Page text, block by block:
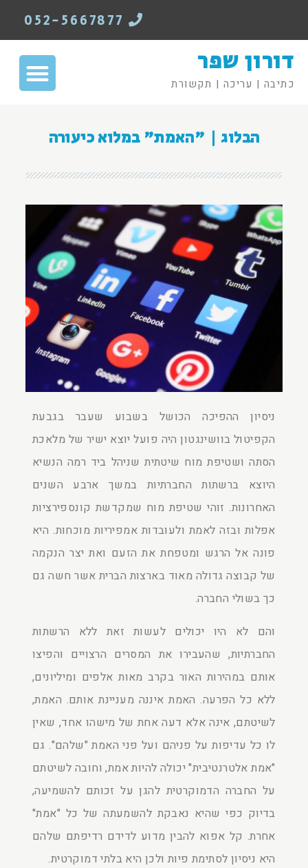
דורון שפר
כתיבה | עריכה | תקשורת
הבלוג | "האמת" במלוא כיעורה
ניסיון ההפיכה הכושל בשבוע שעבר בגבעת
הקפיטול בוושינגטון היה פועל יוצא ישיר של מלאכת
הסתה ושטיפת מוח שיטתית שניהל ביד רמה הנשיא
היוצא ברשתות החברתיות במשך ארבע השנים
האחרונות. זוהי שטיפת מוח שמקדשת קונספירציות
אפלות ובזה לאמת ולעובדות אמפיריות מוכחות. היא
פונה אל הרגש ומטפחת את הזעם ואת יצר הנקמה
של קבוצה גדולה מאוד בארצות הברית אשר חשה גם
כך בשולי החברה.
והם לא היו יכולים לעשות זאת ללא הרשתות
החברתיות, שהעבירו את המסרים הרצויים והפיצו
אותם במהירות האור בקרב מאות אלפים ומיליונים,
ללא כל הפרעה. האמת איננה מעניינת אותם. האמת,
לשיטתם, אינה אלא דעה אחת של מישהו אחד, שאין
לו כל עדיפות על פניהם ועל פני האמת "שלהם". גם
"אמת אלטרנטיבית" יכולה להיות אמת, וחובה לשיטתם
על החברה הדמוקרטית להגן על זכותם להשמיעה,
בדיוק כפי שהיא נאבקת להשמעתה של כל "אמת"
אחרת. קל אפוא להבין מדוע לדידם רדיפתם שלהם
היא ניסיון לסתימת פיות ולכן היא בלתי דמוקרטית.